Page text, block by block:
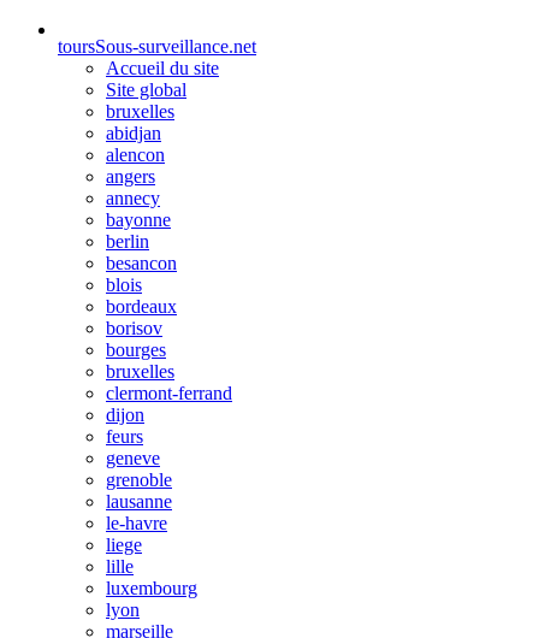
toursSous-surveillance.net
Accueil du site
Site global
bruxelles
abidjan
alencon
angers
annecy
bayonne
berlin
besancon
blois
bordeaux
borisov
bourges
bruxelles
clermont-ferrand
dijon
feurs
geneve
grenoble
lausanne
le-havre
liege
lille
luxembourg
lyon
marseille